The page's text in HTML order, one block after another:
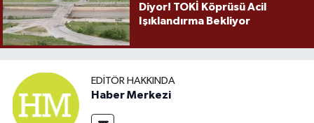
Diyor! TOKİ Köprüsü Acil
Işıklandırma Bekliyor
EDITÖR HAKKINDA
Haber Merkezi